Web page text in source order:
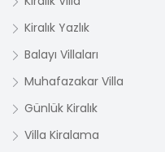
Kiralık Yazlık
Balayı Villaları
Muhafazakar Villa
Günlük Kiralık
Villa Kiralama